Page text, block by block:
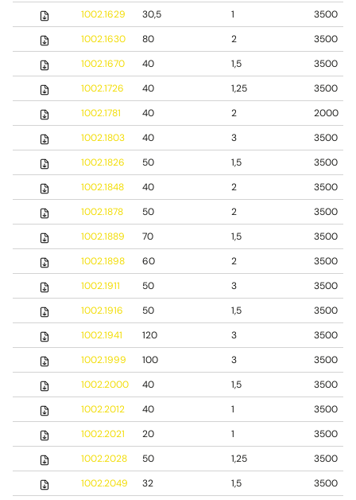
1002.1629
30,5 1
3500
1002.1630
80 2
3500
1002.1670
40 1,5
3500
1002.1726
40 1,25
3500
1002.1781
40 2
2000
1002.1803
40 3
3500
1002.1826
50 1,5
3500
1002.1848
40 2
3500
1002.1878
50 2
3500
1002.1889
70 1,5
3500
1002.1898
60 2
3500
1002.1911
50 3
3500
1002.1916
50 1,5
3500
1002.1941
120 3
3500
1002.1999
100 3
3500
1002.2000
40 1,5
3500
1002.2012
40 1
3500
1002.2021
20 1
3500
1002.2028
50 1,25
3500
1002.2049
32 1,5 3500